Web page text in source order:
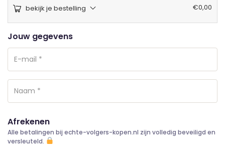
bekijk je bestelling €0,00
Jouw gegevens
Afrekenen
Alle betalingen bij echte-volgers-kopen.nl zijn volledig beveiligd en
versleuteld.